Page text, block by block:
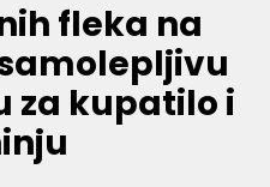
fleka na
za kupatilo i